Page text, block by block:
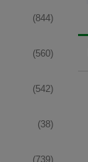
(844)
(560)
(542)
(38)
(739)